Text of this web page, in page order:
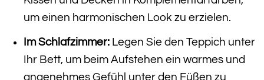
um einen harmonischen Look zu erzielen.
Im Schlafzimmer:Legen Sie den Teppich unter
Ihr Bett, um beim Aufstehen ein warmes und
angenehmes Gefühl unter den Füßen zu